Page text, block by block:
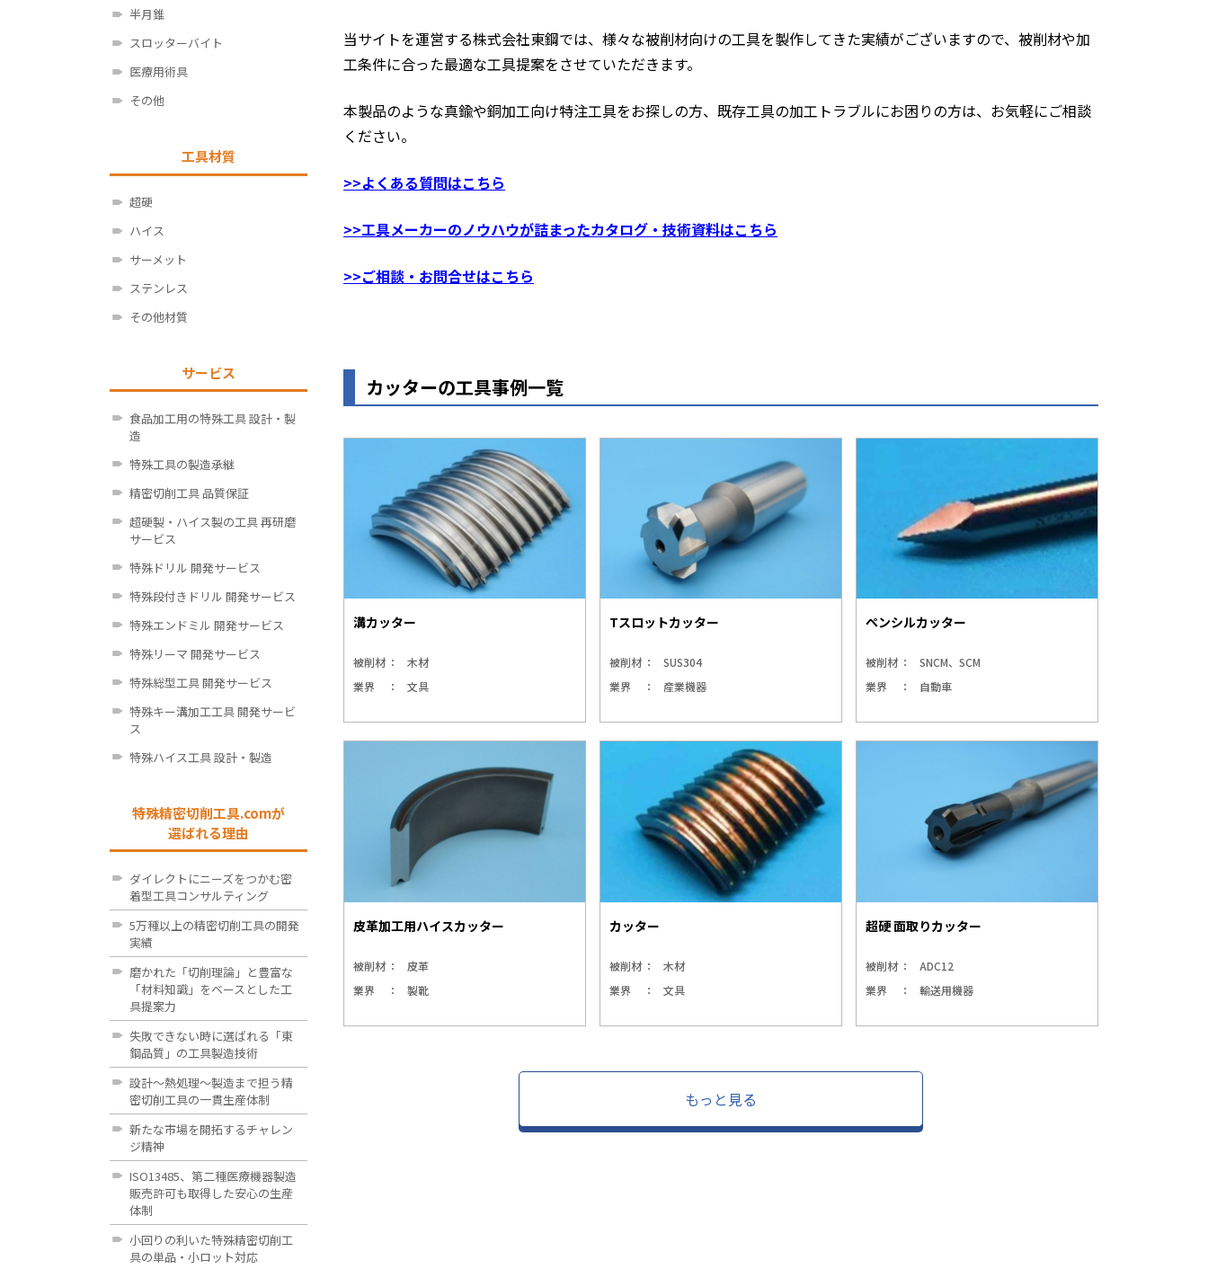
当サイトを運営する株式会社東鋼では、様々な被削材向けの工具を製作してきた実績がございますので、被削材や加
工条件に合った最適な工具提案をさせていただきます。
本製品のような真鍮や銅加工向け特注工具をお探しの方、既存工具の加工トラブルにお困りの方は、お気軽にご相談
ください。
>>よくある質問はこちら
>>工具メーカーのノウハウが詰まったカタログ・技術資料はこちら
>>ご相談・お問合せはこちら
カッターの工具事例一覧
溝カッター
被削材
木材
業界
文具
Tスロットカッター
被削材
SUS304
業界
産業機器
ペンシルカッター
被削材
SNCM、SCM
業界
自動車
皮革加工用ハイスカッター
被削材
皮革
業界
製靴
カッター
被削材
木材
業界
文具
超硬 面取りカッター
被削材
ADC12
業界
輸送用機器
もっと見る
半月錐
スロッターバイト
医療用術具
その他
工具材質
超硬
ハイス
サーメット
ステンレス
その他材質
サービス
食品加工用の特殊工具 設計・製
造
特殊工具の製造承継
精密切削工具 品質保証
超硬製・ハイス製の工具 再研磨
サービス
特殊ドリル 開発サービス
特殊段付きドリル 開発サービス
特殊エンドミル 開発サービス
特殊リーマ 開発サービス
特殊総型工具 開発サービス
特殊キー溝加工工具 開発サービ
ス
特殊ハイス工具 設計・製造
特殊精密切削工具.comが
選ばれる理由
ダイレクトにニーズをつかむ密
着型工具コンサルティング
5万種以上の精密切削工具の開発
実績
磨かれた「切削理論」と豊富な
「材料知識」をベースとした工
具提案力
失敗できない時に選ばれる「東
鋼品質」の工具製造技術
設計～熱処理～製造まで担う精
密切削工具の一貫生産体制
新たな市場を開拓するチャレン
ジ精神
ISO13485、第二種医療機器製造
販売許可も取得した安心の生産
体制
小回りの利いた特殊精密切削工
具の単品・小ロット対応